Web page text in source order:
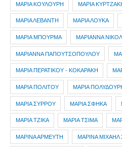
ΜΑΡΙΑ ΚΟΥΛΟΥΡΗ ΜΑΡΙΑ
ΜΑΡΙΑ ΛΕΒΑΝΤΗ ΜΑΡΙΑ ΛΟΥΚΑ
ΜΑΡΙΑ ΜΠΟΥΡΜΑ ΜΑΡΙΑΝΝΑ
ΜΑΡΙΑΝΝΑ ΠΑΠΟΥΤΣΟΠΟΥΛΟΥ
ΜΑΡΙΑ ΠΕΡΑΤΙΚΟΥ - ΚΟΚΑΡΑΚΗ
ΜΑΡΙΑ ΠΟΛΙΤΟΥ ΜΑΡΙΑ
ΜΑΡΙΑ ΣΥΡΡΟΥ ΜΑΡΙΑ ΣΦΗΚΑ
ΜΑΡΙΑ ΤΖΙΚΑ ΜΑΡΙΑ ΤΣΙΜΑ
ΜΑΡΙΝΑ ΑΡΜΕΥΤΗ ΜΑΡΙΝΑ ΜΙΧΑΗΛ